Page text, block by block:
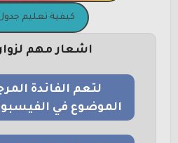
كيفية تعليم
لتعم الفائدة
الموضوع في
اذا استفدت من